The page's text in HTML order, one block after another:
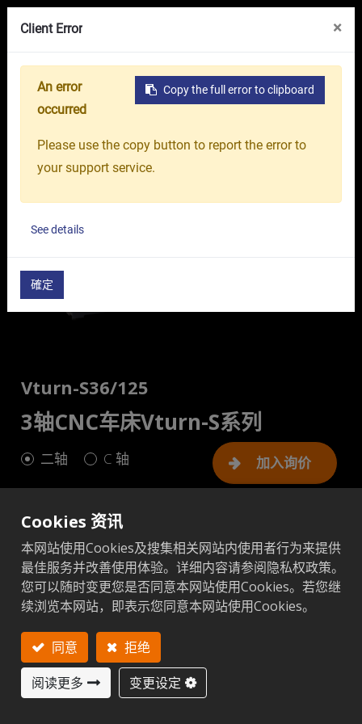
首页 产品介绍 工具机 CNC车床 高刚性硬轨
Vturn-S36/125
3轴CNC车床Vturn-S系列
二轴 C 轴 加入询价
公制 英制
添加至比较 添加至比较
项目 单位
Cookies 资讯
本网站使用Cookies及搜集相关网站内使用者行为来提供
最佳服务并改善使用体验。详细内容请参阅隐私权政策。
您可以随时变更您是否同意本网站使用Cookies。若您继
续浏览本网站，即表示您同意本网站使用Cookies。
同意
拒绝
阅读更多
变更设定
Client Error ×
Copy the full error to clipboard
An error
occurred
Please use the copy button to report the error to
your support service.
See details
確定